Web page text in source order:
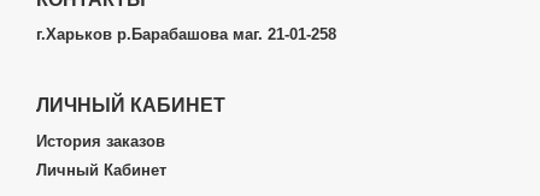
г.Харьков р.Барабашова маг. 21-01-258
ЛИЧНЫЙ КАБИНЕТ
История заказов
Личный Кабинет